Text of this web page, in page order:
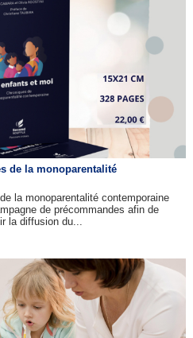
de la monoparentalité
la monoparentalité contemporaine
de précommandes afin de
la diffusion du...